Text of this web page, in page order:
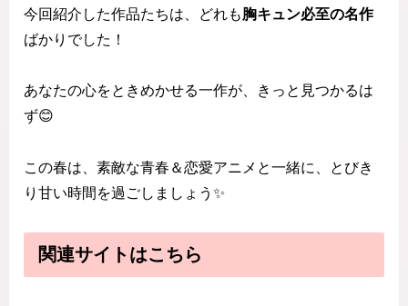
今回紹介した作品たちは、どれも胸キュン必至の名作
ばかりでした！
あなたの心をときめかせる一作が、きっと見つかるは
ず😊
この春は、素敵な青春＆恋愛アニメと一緒に、とびき
り甘い時間を過ごしましょう✨
関連サイトはこちら